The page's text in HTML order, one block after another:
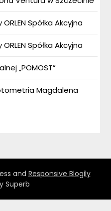
Spółka Akcyjna
Spółka Akcyjna
„POMOST”
Magdalena
and Responsive Blogily
Superb